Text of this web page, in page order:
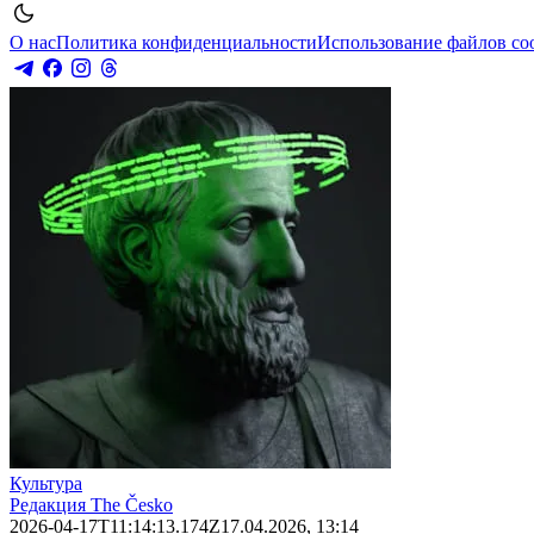
О насПолитика конфиденциальностиИспользование файлов
Культура
Редакция The Česko
2026-04-17T11:14:13.174Z17.04.2026, 13:14